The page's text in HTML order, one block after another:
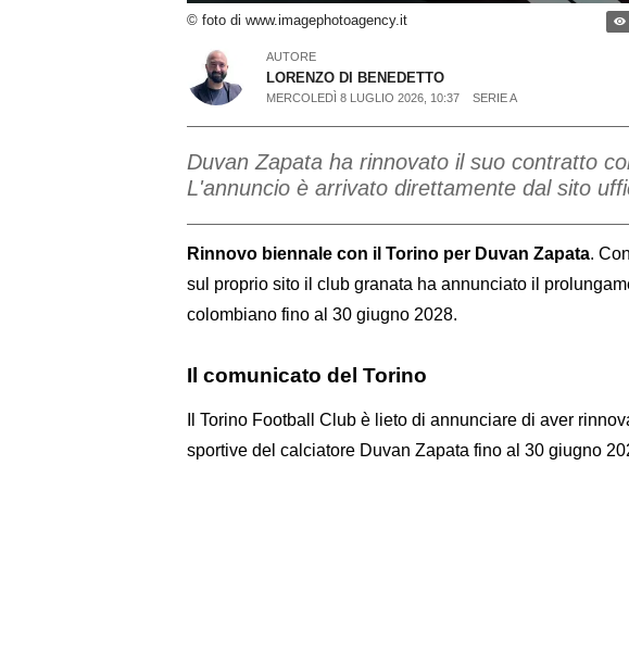
© foto di www.imagephotoagency.it
AUTORE
LORENZO DI BENEDETTO
MERCOLEDÌ 8 LUGLIO 2026, 10:37 SERIE A
Duvan Zapata ha rinnovato il suo contratto
L'annuncio è arrivato direttamente dal sito
Rinnovo biennale con il Torino per Duvan Zapata.
sul proprio sito il club granata ha annunciato il
colombiano fino al 30 giugno 2028.
Il comunicato del Torino
Il Torino Football Club è lieto di annunciare di aver
sportive del calciatore Duvan Zapata fino al 30 giugno